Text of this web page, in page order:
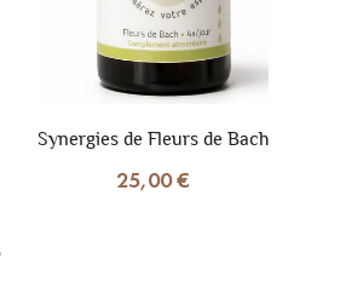
Synergies de Fleurs de Bach
25,00 €